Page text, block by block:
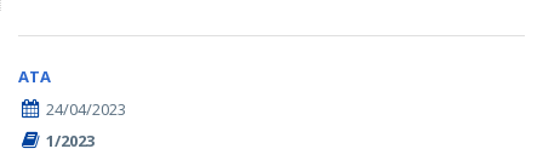
ATA
24/04/2023
1/2023